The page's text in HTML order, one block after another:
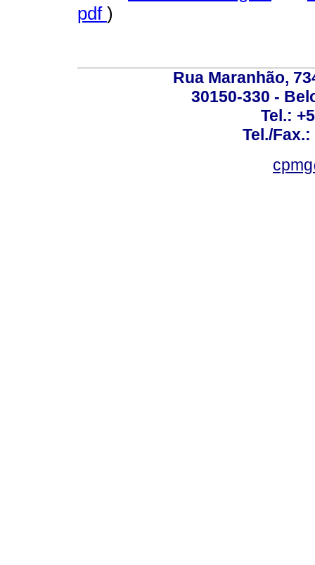
pdf )
Rua Maranhão,
30150-330 -
Tel.:
Tel./Fax.: